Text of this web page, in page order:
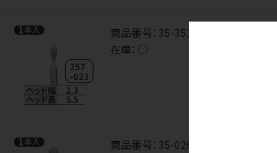
商品番号： 35-3535
在庫： ○
商品番号： 35-0266